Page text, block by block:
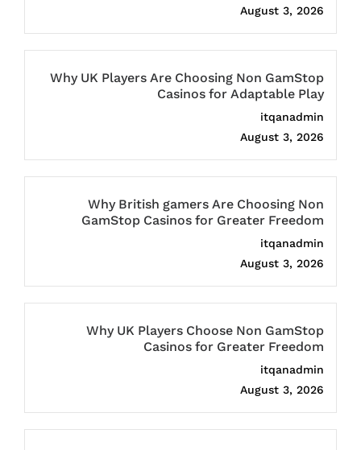
August 3, 2026
Why UK Players Are Choosing Non GamStop
Casinos for Adaptable Play
itqanadmin
August 3, 2026
Why British gamers Are Choosing Non
GamStop Casinos for Greater Freedom
itqanadmin
August 3, 2026
Why UK Players Choose Non GamStop
Casinos for Greater Freedom
itqanadmin
August 3, 2026